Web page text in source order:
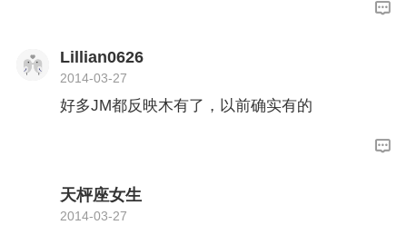
Lillian0626
2014-03-27
好多JM都反映木有了，以前确实有的
天枰座女生
2014-03-27